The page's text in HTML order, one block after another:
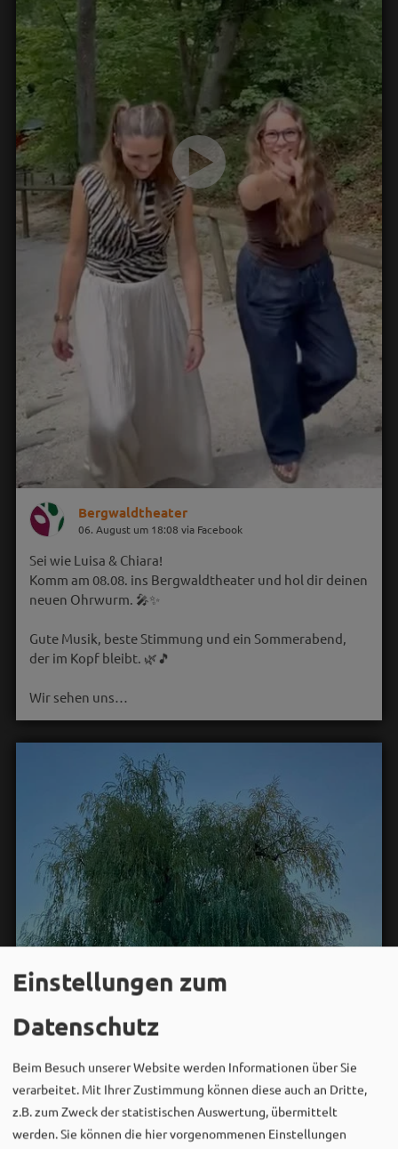
Bergwaldtheater
06. August um 18:08 via Facebook
Sei wie Luisa & Chiara!
Komm am 08.08. ins Bergwaldtheater und hol dir deinen
neuen Ohrwurm. 🎤✨
Gute Musik, beste Stimmung und ein Sommerabend,
der im Kopf bleibt. 🌿🎵
Wir sehen uns…
Einstellungen zum
Datenschutz
Beim Besuch unserer Website werden Informationen über Sie
verarbeitet. Mit Ihrer Zustimmung können diese auch an Dritte,
z.B. zum Zweck der statistischen Auswertung, übermittelt
werden. Sie können die hier vorgenommenen Einstellungen